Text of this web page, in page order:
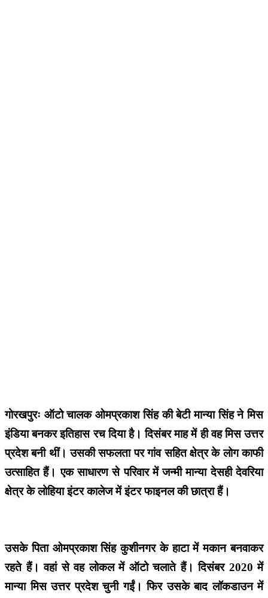
गोरखपुरः ऑटो चालक ओमप्रकाश सिंह की बेटी मान्या सिंह ने मिस
इंडिया बनकर इतिहास रच दिया है। दिसंबर माह में ही वह मिस उत्तर
प्रदेश बनी थीं। उसकी सफलता पर गांव सहित क्षेत्र के लोग काफी
उत्साहित हैं। एक साधारण से परिवार में जन्मी मान्या देसही देवरिया
क्षेत्र के लोहिया इंटर कालेज में इंटर फाइनल की छात्रा हैं।
उसके पिता ओमप्रकाश सिंह कुशीनगर के हाटा में मकान बनवाकर
रहते हैं। वहां से वह लोकल में ऑटो चलाते हैं। दिसंबर 2020 में
मान्या मिस उत्तर प्रदेश चुनी गईं। फिर उसके बाद लॉकडाउन में